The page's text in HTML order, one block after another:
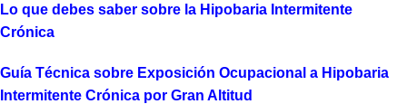
Lo que debes saber sobre la Hipobaria Intermitente
Crónica
Guía Técnica sobre Exposición Ocupacional a Hipobaria
Intermitente Crónica por Gran Altitud